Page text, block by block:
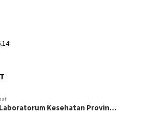
Laboratorum Kesehatan Provin…